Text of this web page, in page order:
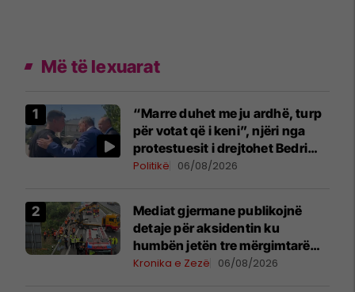
Më të lexuarat
“Marre duhet me ju ardhë, turp
për votat që i keni”, njëri nga
protestuesit i drejtohet Bedri
Hamzës
Politikë 06/08/2026
Mediat gjermane publikojnë
detaje për aksidentin ku
humbën jetën tre mërgimtarë
nga Komogllava e Ferizajt
Kronika e Zezë 06/08/2026